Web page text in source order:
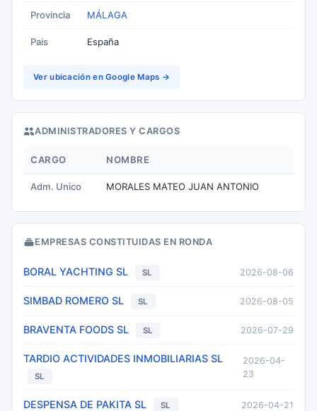
Provincia MÁLAGA
Pais España
Ver ubicación en Google Maps →
ADMINISTRADORES Y CARGOS
CARGO NOMBRE
Adm. Unico MORALES MATEO JUAN ANTONIO
EMPRESAS CONSTITUIDAS EN RONDA
BORAL YACHTING SL SL 2026-08-06
SIMBAD ROMERO SL SL 2026-08-05
BRAVENTA FOODS SL SL 2026-07-29
TARDIO ACTIVIDADES INMOBILIARIAS SL
SL
2026-04-
23
DESPENSA DE PAKITA SL SL 2026-04-21